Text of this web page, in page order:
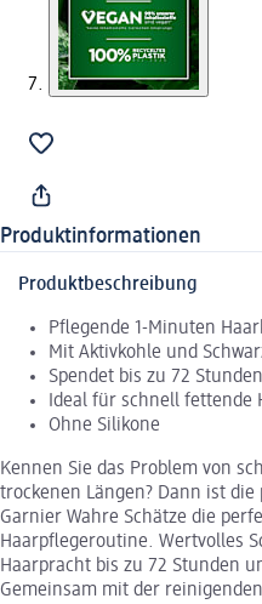
Produktinformationen
Produktbeschreibung
Pflegende 1-Minuten
Mit Aktivkohle und
Spendet bis zu 72
Ideal für schnell fettende
Ohne Silikone
Kennen Sie das Problem von
trockenen Längen? Dann ist
Garnier Wahre Schätze die
Haarpflegeroutine. Wertvolles
Haarpracht bis zu 72 Stunden
Gemeinsam mit der